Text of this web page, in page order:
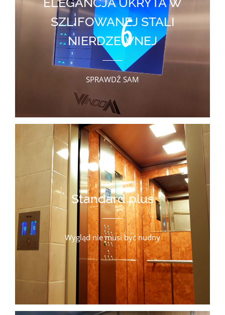
SZLIFOWANEJ STALI
NIERDZEWNEJ
SPRAWDŹ SAM
Standard plus
Wygląd nie musi być nudny